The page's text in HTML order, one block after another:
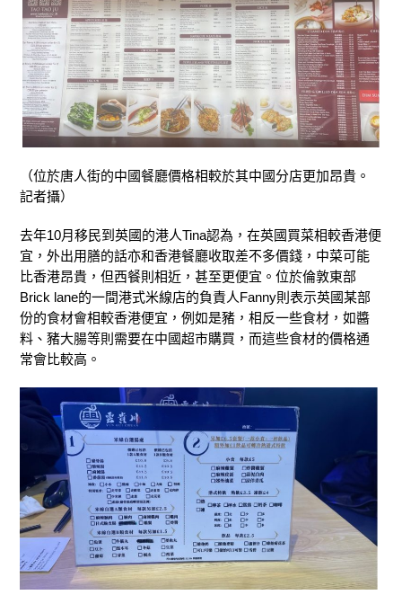
（位於唐人街的中國餐廳價格相較於其中國分店更加昂貴。
記者攝）
去年10月移民到英國的港人Tina認為，在英國買菜相較香港便
宜，外出用膳的話亦和香港餐廳收取差不多價錢，中菜可能
比香港昂貴，但西餐則相近，甚至更便宜。位於倫敦東部
Brick lane的一間港式米線店的負責人Fanny則表示英國某部
份的食材會相較香港便宜，例如是豬，相反一些食材，如醬
料、豬大腸等則需要在中國超市購買，而這些食材的價格通
常會比較高。